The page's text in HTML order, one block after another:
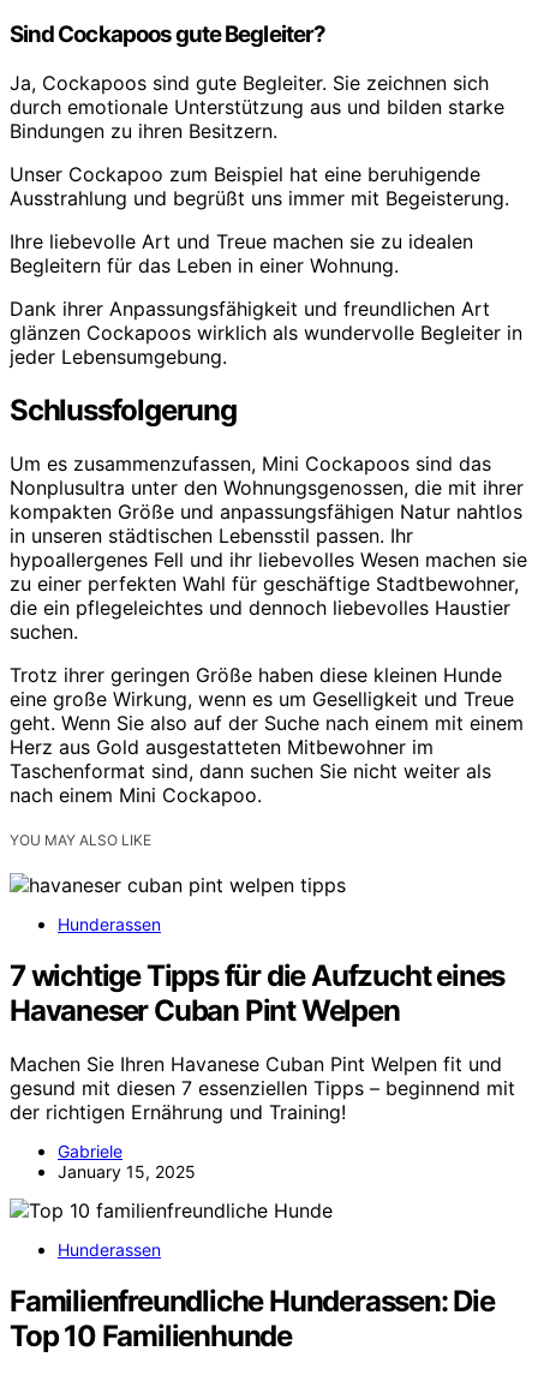
Sind Cockapoos gute Begleiter?
Ja, Cockapoos sind gute Begleiter. Sie zeichnen sich
durch emotionale Unterstützung aus und bilden starke
Bindungen zu ihren Besitzern.
Unser Cockapoo zum Beispiel hat eine beruhigende
Ausstrahlung und begrüßt uns immer mit Begeisterung.
Ihre liebevolle Art und Treue machen sie zu idealen
Begleitern für das Leben in einer Wohnung.
Dank ihrer Anpassungsfähigkeit und freundlichen Art
glänzen Cockapoos wirklich als wundervolle Begleiter in
jeder Lebensumgebung.
Schlussfolgerung
Um es zusammenzufassen, Mini Cockapoos sind das
Nonplusultra unter den Wohnungsgenossen, die mit ihrer
kompakten Größe und anpassungsfähigen Natur nahtlos
in unseren städtischen Lebensstil passen. Ihr
hypoallergenes Fell und ihr liebevolles Wesen machen sie
zu einer perfekten Wahl für geschäftige Stadtbewohner,
die ein pflegeleichtes und dennoch liebevolles Haustier
suchen.
Trotz ihrer geringen Größe haben diese kleinen Hunde
eine große Wirkung, wenn es um Geselligkeit und Treue
geht. Wenn Sie also auf der Suche nach einem mit einem
Herz aus Gold ausgestatteten Mitbewohner im
Taschenformat sind, dann suchen Sie nicht weiter als
nach einem Mini Cockapoo.
YOU MAY ALSO LIKE
Hunderassen
7 wichtige Tipps für die Aufzucht eines
Havaneser Cuban Pint Welpen
Machen Sie Ihren Havanese Cuban Pint Welpen fit und
gesund mit diesen 7 essenziellen Tipps – beginnend mit
der richtigen Ernährung und Training!
Gabriele
January 15, 2025
Hunderassen
Familienfreundliche Hunderassen: Die
Top 10 Familienhunde